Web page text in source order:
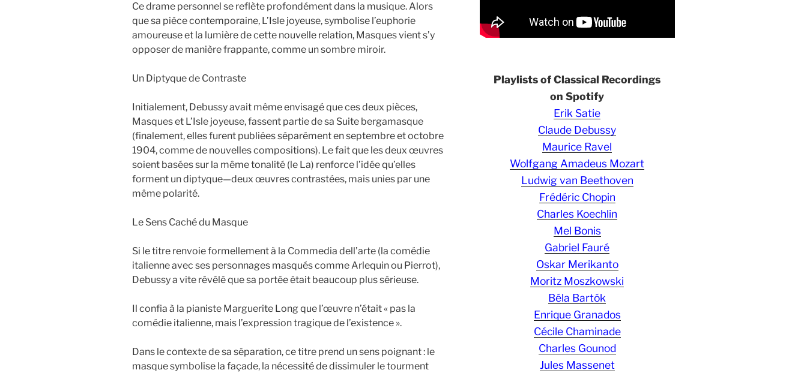
Ce drame personnel se reflète profondément dans la musique. Alors
que sa pièce contemporaine, L’Isle joyeuse, symbolise l’euphorie
amoureuse et la lumière de cette nouvelle relation, Masques vient s’y
opposer de manière frappante, comme un sombre miroir.
Un Diptyque de Contraste
Initialement, Debussy avait même envisagé que ces deux pièces,
Masques et L’Isle joyeuse, fassent partie de sa Suite bergamasque
(finalement, elles furent publiées séparément en septembre et octobre
1904, comme de nouvelles compositions). Le fait que les deux œuvres
soient basées sur la même tonalité (le La) renforce l’idée qu’elles
forment un diptyque—deux œuvres contrastées, mais unies par une
même polarité.
Le Sens Caché du Masque
Si le titre renvoie formellement à la Commedia dell’arte (la comédie
italienne avec ses personnages masqués comme Arlequin ou Pierrot),
Debussy a vite révélé que sa portée était beaucoup plus sérieuse.
Il confia à la pianiste Marguerite Long que l’œuvre n’était « pas la
comédie italienne, mais l’expression tragique de l’existence ».
Dans le contexte de sa séparation, ce titre prend un sens poignant : le
masque symbolise la façade, la nécessité de dissimuler le tourment
Playlists of Classical Recordings
on Spotify
Erik Satie
Claude Debussy
Maurice Ravel
Wolfgang Amadeus Mozart
Ludwig van Beethoven
Frédéric Chopin
Charles Koechlin
Mel Bonis
Gabriel Fauré
Oskar Merikanto
Moritz Moszkowski
Béla Bartók
Enrique Granados
Cécile Chaminade
Charles Gounod
Jules Massenet